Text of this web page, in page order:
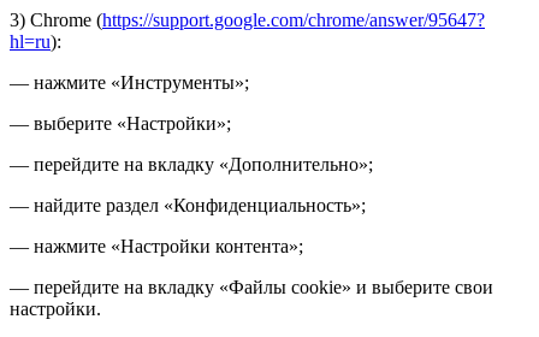
3) Chrome (https://support.google.com/chrome/answer/95647?
hl=ru):
— нажмите «Инструменты»;
— выберите «Настройки»;
— перейдите на вкладку «Дополнительно»;
— найдите раздел «Конфиденциальность»;
— нажмите «Настройки контента»;
— перейдите на вкладку «Файлы cookie» и выберите свои
настройки.